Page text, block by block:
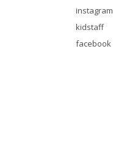
instagram
kidstaff
facebook